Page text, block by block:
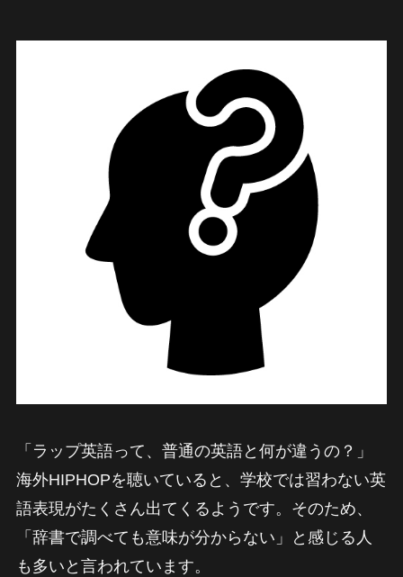
「ラップ英語って、普通の英語と何が違うの？」
海外HIPHOPを聴いていると、学校では習わない英
語表現がたくさん出てくるようです。そのため、
「辞書で調べても意味が分からない」と感じる人
も多いと言われています。